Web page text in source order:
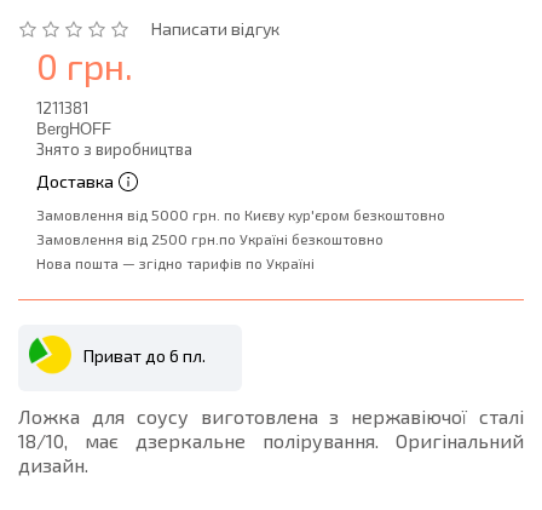
Написати відгук
0 грн.
1211381
BergHOFF
Знято з виробництва
Доставка
Замовлення від 5000 грн. по Києву кур'єром безкоштовно
Замовлення від 2500 грн.по Україні безкоштовно
Нова пошта — згідно тарифів по Україні
Приват до 6 пл.
Ложка для соусу виготовлена з нержавіючої сталі
18/10, має дзеркальне полірування. Оригінальний
дизайн.